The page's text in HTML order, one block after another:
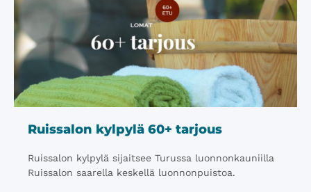
Ruissalon kylpylä 60+ tarjous
Ruissalon kylpylä sijaitsee Turussa luonnonkauniilla
Ruissalon saarella keskellä luonnonpuistoa.